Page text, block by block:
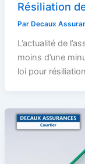
Résiliation
Par Decaux
L’actualité de
moins d’une
loi pour